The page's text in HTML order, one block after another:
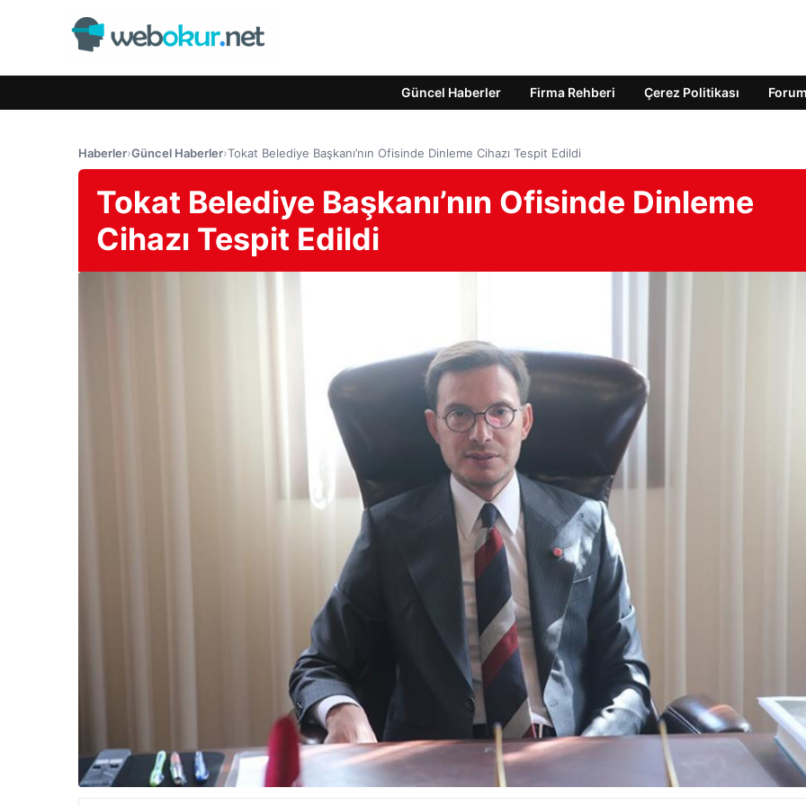
Güncel Haberler Firma Rehberi Çerez Politikası Forum
Haberler›Güncel Haberler›Tokat Belediye Başkanı’nın Ofisinde Dinleme Cihazı Tespit Edildi
Tokat Belediye Başkanı’nın Ofisinde Dinleme
Cihazı Tespit Edildi